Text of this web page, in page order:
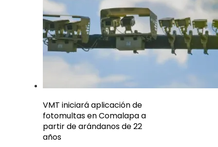
VMT iniciará aplicación de
fotomultas en Comalapa a
partir de arándanos de 22
años